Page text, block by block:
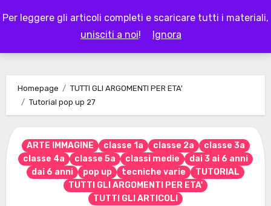
Per leggere gli articoli completi e scaricare tutti i materiali,
unisciti a noi! Ignora
to
LAPAPPADOLCE
Homepage
TUTTI GLI ARGOMENTI PER ETA'
Tutorial pop up 27
ARTE IMMAGINE classe 1a classe 2a
classe 3a
classe 4a
classe 5a classi medie
dai 3 ai 6 anni
dai 6 anni
pop up tecniche varie
TUTORIAL
TUTTI GLI ARGOMENTI PER ETA'
TUTTI GLI ARTICOLI